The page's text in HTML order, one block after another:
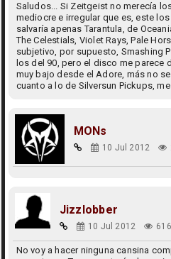
Saludos... Si Zeitgeist no merecía
mediocre e irregular que es, este
salvaría apenas Tarantula, de
The Celestials, Violet Rays, Pale
subjetivo, por supuesto, Smashing
los del 90, pero el disco me parece
muy bajo desde el Adore, más no
cuanto a lo de Silversun Pickups,
MONs
10 Jul 2012
Jizzlobber
10 Jul 2012 616
No voy a hacer ninguna cansina